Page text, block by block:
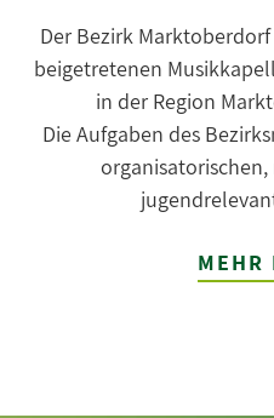
Der Bezirk
beigetretenen
in der Region
Die Aufgaben des
MEHR